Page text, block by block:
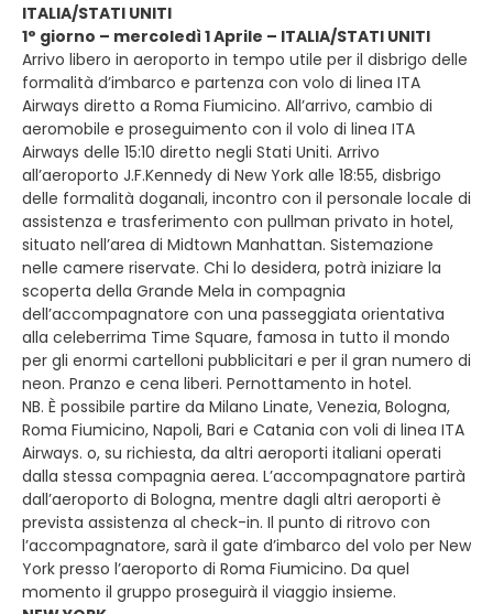
ITALIA/STATI UNITI
1° giorno – mercoledì 1 Aprile – ITALIA/STATI UNITI
Arrivo libero in aeroporto in tempo utile per il disbrigo delle
formalità d’imbarco e partenza con volo di linea ITA
Airways diretto a Roma Fiumicino. All’arrivo, cambio di
aeromobile e proseguimento con il volo di linea ITA
Airways delle 15:10 diretto negli Stati Uniti. Arrivo
all’aeroporto J.F.Kennedy di New York alle 18:55, disbrigo
delle formalità doganali, incontro con il personale locale di
assistenza e trasferimento con pullman privato in hotel,
situato nell’area di Midtown Manhattan. Sistemazione
nelle camere riservate. Chi lo desidera, potrà iniziare la
scoperta della Grande Mela in compagnia
dell’accompagnatore con una passeggiata orientativa
alla celeberrima Time Square, famosa in tutto il mondo
per gli enormi cartelloni pubblicitari e per il gran numero di
neon. Pranzo e cena liberi. Pernottamento in hotel.
NB. È possibile partire da Milano Linate, Venezia, Bologna,
Roma Fiumicino, Napoli, Bari e Catania con voli di linea ITA
Airways. o, su richiesta, da altri aeroporti italiani operati
dalla stessa compagnia aerea. L’accompagnatore partirà
dall’aeroporto di Bologna, mentre dagli altri aeroporti è
prevista assistenza al check-in. Il punto di ritrovo con
l’accompagnatore, sarà il gate d’imbarco del volo per New
York presso l’aeroporto di Roma Fiumicino. Da quel
momento il gruppo proseguirà il viaggio insieme.